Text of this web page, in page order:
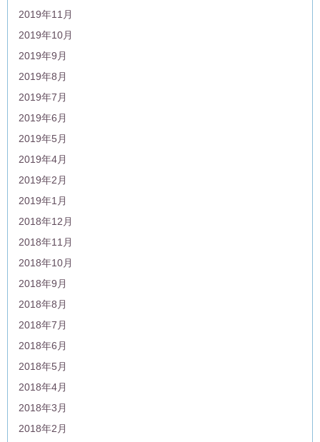
2019年11月
2019年10月
2019年9月
2019年8月
2019年7月
2019年6月
2019年5月
2019年4月
2019年2月
2019年1月
2018年12月
2018年11月
2018年10月
2018年9月
2018年8月
2018年7月
2018年6月
2018年5月
2018年4月
2018年3月
2018年2月